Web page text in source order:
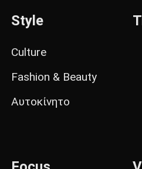
Style
Culture
Fashion & Beauty
Αυτοκίνητο